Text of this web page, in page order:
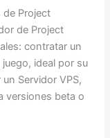
de Project
de Project
contratar un
ideal por su
Servidor VPS,
versiones beta o